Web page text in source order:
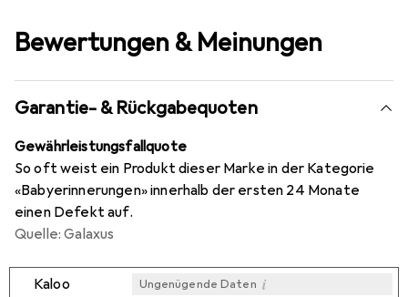
Bewertungen & Meinungen
Garantie- & Rückgabequoten
Gewährleistungsfallquote
So oft weist ein Produkt dieser Marke in der Kategorie
«Babyerinnerungen» innerhalb der ersten 24 Monate
einen Defekt auf.
Quelle: Galaxus
Kaloo Ungenügende Daten i